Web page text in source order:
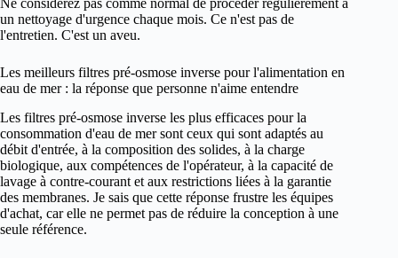
Ne considérez pas comme normal de procéder régulièrement à
un nettoyage d'urgence chaque mois. Ce n'est pas de
l'entretien. C'est un aveu.
Les meilleurs filtres pré-osmose inverse pour l'alimentation en
eau de mer : la réponse que personne n'aime entendre
Les filtres pré-osmose inverse les plus efficaces pour la
consommation d'eau de mer sont ceux qui sont adaptés au
débit d'entrée, à la composition des solides, à la charge
biologique, aux compétences de l'opérateur, à la capacité de
lavage à contre-courant et aux restrictions liées à la garantie
des membranes. Je sais que cette réponse frustre les équipes
d'achat, car elle ne permet pas de réduire la conception à une
seule référence.